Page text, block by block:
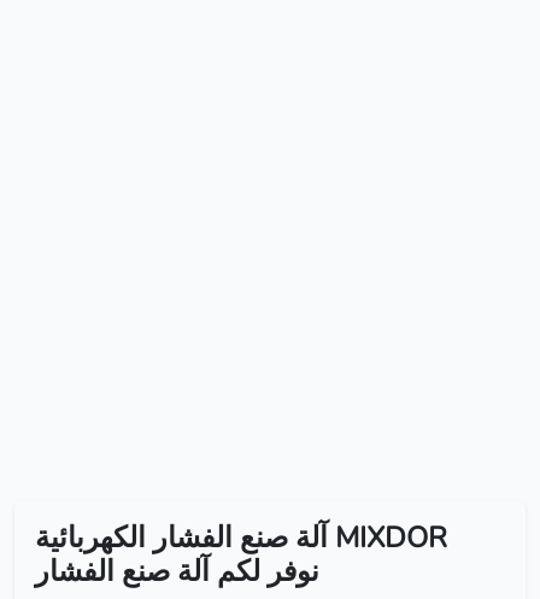
آلة صنع الفشار الكهربائية MIXDOR
نوفر لكم آلة صنع الفشار